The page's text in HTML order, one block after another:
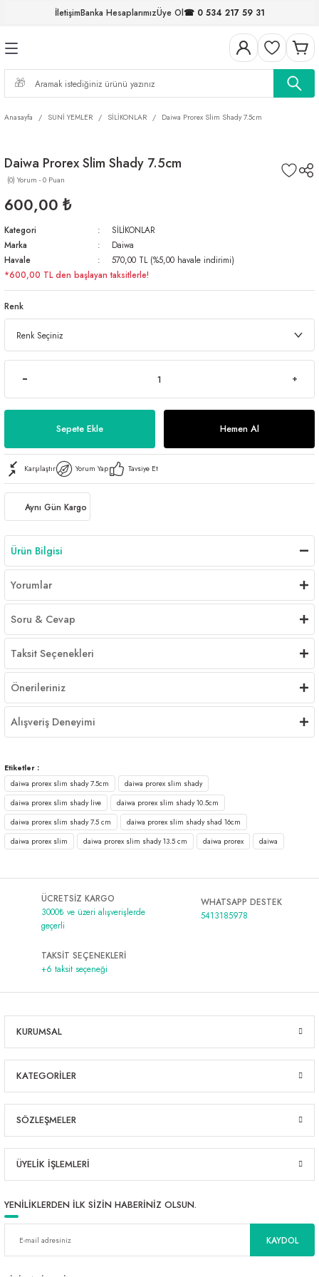
İletişimBanka HesaplarımızÜye Ol☎ 0 534 217 59 31
Geri Dön
Geri Dön
Geri Dön
Geri Dön
FIRDÖNDÜLER
Geri Dön
Geri Dön
Geri Dön
Geri Dön
Anasayfa SUNİ YEMLER SİLİKONLAR Daiwa Prorex Slim Shady 7.5cm
Daiwa Prorex Slim Shady 7.5cm
(0) Yorum - 0 Puan
600,00 ₺
Kategori
SİLİKONLAR
Marka
Daiwa
Havale
570,00 TL (%5,00 havale indirimi)
*600,00 TL den başlayan taksitlerle!
Renk
Sepete Ekle Hemen Al
Karşılaştır Yorum Yap Tavsiye Et
Aynı Gün Kargo
Ürün Bilgisi
Yorumlar
Soru & Cevap
Taksit Seçenekleri
Önerileriniz
Alışveriş Deneyimi
Etiketler :
daiwa prorex slim shady 7.5cm
daiwa prorex slim shady
daiwa prorex slim shady live
daiwa prorex slim shady 10.5cm
daiwa prorex slim shady 7.5 cm
daiwa prorex slim shady shad 16cm
daiwa prorex slim
daiwa prorex slim shady 13.5 cm daiwa prorex daiwa
ÜCRETSİZ KARGO
3000₺ ve üzeri alışverişlerde
geçerli
WHATSAPP DESTEK
5413185978
TAKSİT SEÇENEKLERİ
+6 taksit seçeneği
KURUMSAL
KATEGORİLER
SÖZLEŞMELER
ÜYELİK İŞLEMLERİ
YENİLİKLERDEN İLK SİZİN HABERİNİZ OLSUN.
KAYDOL